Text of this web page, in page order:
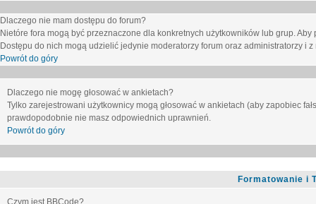
Dlaczego nie mam dostępu do forum?
Nietóre fora mogą być przeznaczone dla konkretnych użytkowników lub grup.
Dostępu do nich mogą udzielić jedynie moderatorzy forum oraz administratorzy i
Powrót do góry
Dlaczego nie mogę głosować w ankietach?
Tylko zarejestrowani użytkownicy mogą głosować w ankietach (aby zapobiec
prawdopodobnie nie masz odpowiednich uprawnień.
Powrót do góry
Formatowanie i
Czym jest BBCode?